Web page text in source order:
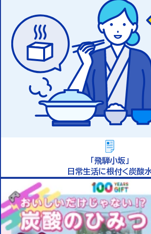
「飛騨小坂」
日常生活に根付く炭酸